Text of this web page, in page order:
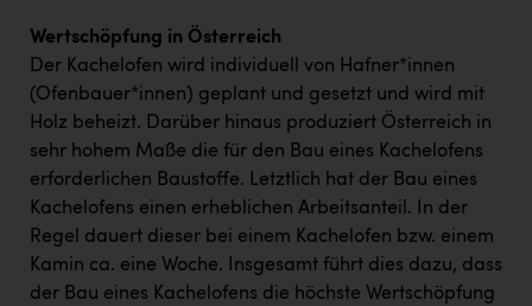
Wertschöpfung in Österreich
Der Kachelofen wird individuell von Hafner*innen
(Ofenbauer*innen) geplant und gesetzt und wird mit
Holz beheizt. Darüber hinaus produziert Österreich in
sehr hohem Maße die für den Bau eines Kachelofens
erforderlichen Baustoffe. Letztlich hat der Bau eines
Kachelofens einen erheblichen Arbeitsanteil. In der
Regel dauert dieser bei einem Kachelofen bzw. einem
Kamin ca. eine Woche. Insgesamt führt dies dazu, dass
der Bau eines Kachelofens die höchste Wertschöpfung